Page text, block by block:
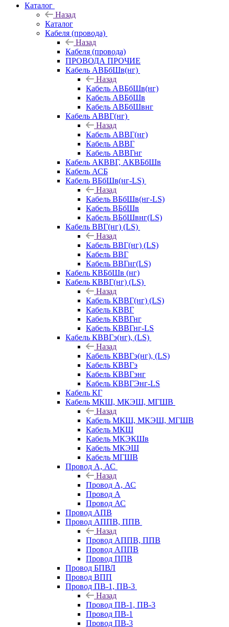
Каталог
Назад
Каталог
Кабеля (провода)
Назад
Кабеля (провода)
ПРОВОДА ПРОЧИЕ
Кабель АВБбШв(нг)
Назад
Кабель АВБбШв(нг)
Кабель АВБбШв
Кабель АВБбШвнг
Кабель АВВГ(нг)
Назад
Кабель АВВГ(нг)
Кабель АВВГ
Кабель АВВГнг
Кабель АКВВГ, АКВБбШв
Кабель АСБ
Кабель ВБбШв(нг-LS)
Назад
Кабель ВБбШв(нг-LS)
Кабель ВБбШв
Кабель ВБбШвнг(LS)
Кабель ВВГ(нг) (LS)
Назад
Кабель ВВГ(нг) (LS)
Кабель ВВГ
Кабель ВВГнг(LS)
Кабель КВБбШв (нг)
Кабель КВВГ(нг) (LS)
Назад
Кабель КВВГ(нг) (LS)
Кабель КВВГ
Кабель КВВГнг
Кабель КВВГнг-LS
Кабель КВВГэ(нг), (LS)
Назад
Кабель КВВГэ(нг), (LS)
Кабель КВВГэ
Кабель КВВГэнг
Кабель КВВГЭнг-LS
Кабель КГ
Кабель МКШ, МКЭШ, МГШВ
Назад
Кабель МКШ, МКЭШ, МГШВ
Кабель МКШ
Кабель МКЭКШв
Кабель МКЭШ
Кабель МГШВ
Провод А, АС
Назад
Провод А, АС
Провод А
Провод АС
Провод АПВ
Провод АППВ, ППВ
Назад
Провод АППВ, ППВ
Провод АППВ
Провод ППВ
Провод БПВЛ
Провод ВПП
Провод ПВ-1, ПВ-3
Назад
Провод ПВ-1, ПВ-3
Провод ПВ-1
Провод ПВ-3